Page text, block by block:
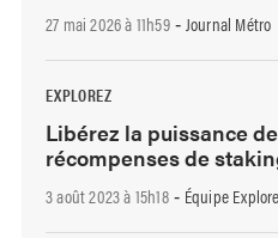
27 mai 2026 à 11h59- Journal Métro
EXPLOREZ
Libérez la puissance
récompenses de
3 août 2023 à 15h18- Équipe